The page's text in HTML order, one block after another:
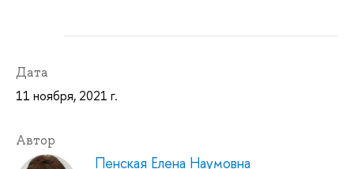
Дата
11 ноября, 2021 г.
Автор
Пенская Елена Наумовна